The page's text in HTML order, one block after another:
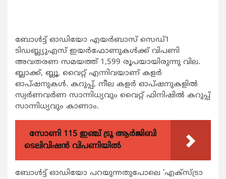
ബോള്‍ട്ട് ഓഡിയോ എയര്‍ബാസ് സെഡ്1
ടിഡബ്ല്യുഎസ് ഇയര്‍ഫോണുകള്‍ക്ക് വിപണി
അവതരണ സമയത്ത് 1,599 രൂപയായിരുന്നു വില.
ബ്ലാക്ക്, ബ്ലൂ, വൈറ്റ് എന്നിവയാണ് കളര്‍
ഓപ്ഷനുകള്‍. കറുപ്പ്, നീല കളര്‍ ഓപ്ഷനുകളില്‍
സ്വര്‍ണവര്‍ണ സാന്നിധ്യവും വൈറ്റ് ഫിനിഷില്‍ കറുപ്പ്
സാന്നിധ്യവും കാണാം.
സോണി 115 ഇഞ്ച് ട്രൂ ആർജിബി
ടെലിവിഷൻ വിപണിയിൽ
ബോള്‍ട്ട് ഓഡിയോ പറയുന്നതുപോലെ ‘എക്സ്ട്രാ